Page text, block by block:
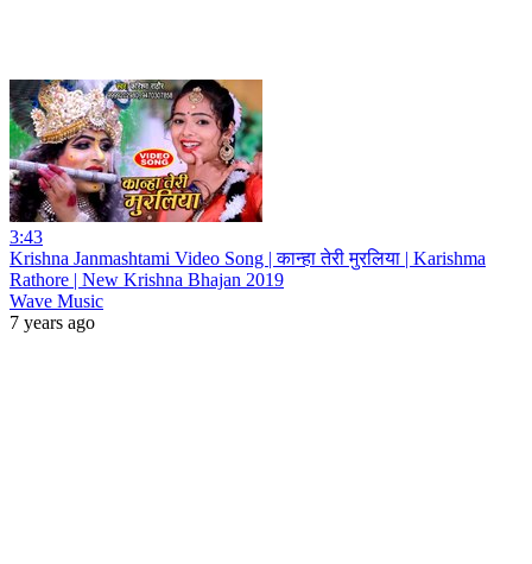
3:43
Krishna Janmashtami Video Song | कान्हा तेरी मुरलिया | Karishma
Rathore | New Krishna Bhajan 2019
Wave Music
7 years ago